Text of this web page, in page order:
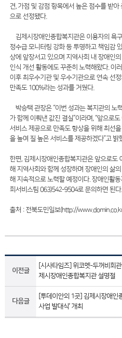
견, 가점 및 감점 항목에서 높은 점수를 받
으로 선정됐다.
김제시장애인종합복지관은 이용자의 욕
정수급 모니터링 강화 등 투명하고 책임감
상에 앞장서고 있으며 지역사회 내 장애인
인식 개선 활동에도 꾸준히 노력해왔다. 이
이후 최우수기관 및 우수기관으로 연속 선
만족도 100%라는 성과를 거뒀다.
박승택 관장은 “이번 성과는 복지관의 노
가 함께 이뤄낸 값진 결실”이라며, “앞으로
서비스 제공으로 만족도 향상을 위해 최선
을 높여 질 높은 서비스를 제공하겠다”고 밝
한편, 김제시장애인종합복지관은 앞으로도
해 지역사회와 함께 성장하며 장애인의 삶
해 지속적으로 노력할 예정이다. 장애인활
회서비스팀 063)542-9504로 문의하면 된다.
출처 : 전북도민일보(http://
이전글
[시사타임즈] 위코멧-두꺼비회
제시장애인종합복지관 설명절
다음글
[투데이안외 1곳] 김제시장애인
사업 발대식’ 개최